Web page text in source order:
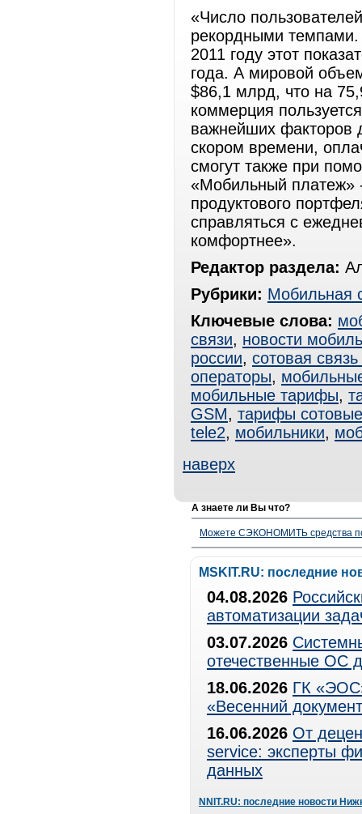
«Число
рекордными
2011 году этот
года. А мировой
$86,1 млрд, что на
коммерция
важнейших факторов
скором времени,
смогут также при
«Мобильный платеж»
продуктового
справляться с
комфортнее».
Редактор раздела:
Рубрики: Мобильная
Ключевые слова:
связи, новости
россии, сотовая
операторы,
мобильные тарифы,
GSM, тарифы сотовые
tele2, мобильники,
наверх
А знаете ли Вы что?
Можете СЭКОНОМИТЬ средства
MSKIT.RU: последние
04.08.2026
автоматизации
03.07.2026
отечественные ОС
18.06.2026 ГК
«Весенний
16.06.2026 От
service: эксперты
данных
NNIT.RU: последние новости